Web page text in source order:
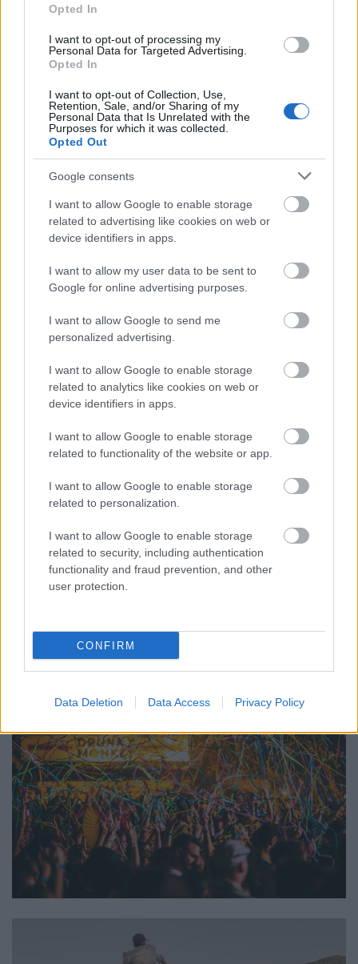
Opted In
I want to opt-out of processing my
Personal Data for Targeted Advertising.
Opted In
I want to opt-out of Collection, Use,
Retention, Sale, and/or Sharing of my
Personal Data that Is Unrelated with the
Purposes for which it was collected.
Opted Out
Google consents
I want to allow Google to enable storage
related to advertising like cookies on web or
device identifiers in apps.
I want to allow my user data to be sent to
Google for online advertising purposes.
I want to allow Google to send me
personalized advertising.
I want to allow Google to enable storage
related to analytics like cookies on web or
device identifiers in apps.
I want to allow Google to enable storage
related to functionality of the website or app.
I want to allow Google to enable storage
related to personalization.
I want to allow Google to enable storage
related to security, including authentication
functionality and fraud prevention, and other
user protection.
CONFIRM
Data Deletion Data Access Privacy Policy
Nagymaroson. Mi mindig arra törekedtünk – és
lehetőséget adjunk a minőségi, sokféle élmény és
művészeti ág felfedezését lehetővé tevő
gyerekekkel érkező látogatóknak is, akiknek a
helyszínen vásárolt bérlet vagy napijegy már
nagyobb befektetést jelentene. Természetesen
jövőre is folytatjuk a színházjegy-akciót: akik
kedvezményes színházjegyet váltanak és megnézik
az előadást, azok utána ingyenesen vehetnek részt az
esti programokon! Küldetésünknek érezzük, hogy
megismertessük és megszerettessük a színház
varázslatos világát a fiatalokkal, a Z generáció
De persze az ilyen típusú akciók mellett is
folyamatosan készülünk mindenféle újdonsággal.
Fontos számunkra, hogy minden évben legyen akár
a nappali programoknál, akár színház, akár cirkusz,
akár a családokat megszólító programok esetében
valami olyasmi, ami korábban még nem volt nálunk
látható és hallható. A következő VéNégy sem lesz
kivétel ebből a szempontból.
Hol és hogyan szeretnétek látni a fesztivált 15
Sok szempontból ugyanott szeretnénk látni
Nagymaroson, a Dunakanyar közepén, körülvéve
ezekkel a nagyon barátságos és általunk nagyon
szeretett hegyvonulatokkal, a Duna hullámainak
szomszédságában, nagyon sok boldog fesztiválozó
nyarat, természetesen a Színes Ötletek minél több,
zene, színház, és sok más művészeti ág iránt
érdeklődő olvasójának részvételével!